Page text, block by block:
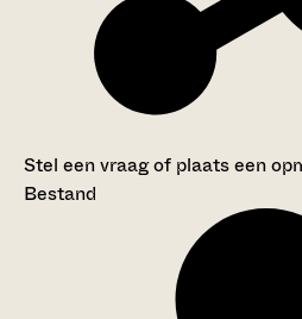
Stel een vraag of plaats een
Bestand